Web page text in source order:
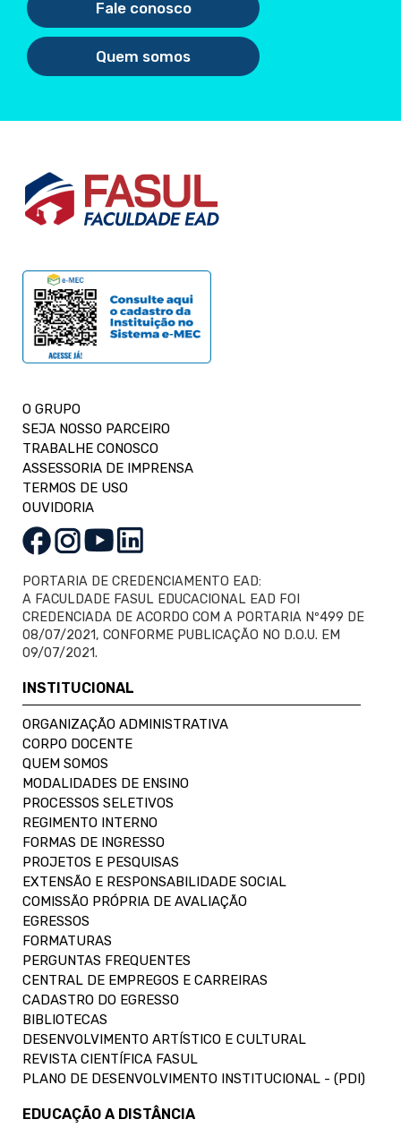
Fale conosco
Quem somos
O GRUPO
SEJA NOSSO PARCEIRO
TRABALHE CONOSCO
ASSESSORIA DE IMPRENSA
TERMOS DE USO
OUVIDORIA
PORTARIA DE CREDENCIAMENTO EAD:
A FACULDADE FASUL EDUCACIONAL EAD FOI
CREDENCIADA DE ACORDO COM A PORTARIA Nº499 DE
08/07/2021, CONFORME PUBLICAÇÃO NO D.O.U. EM
09/07/2021.
INSTITUCIONAL
ORGANIZAÇÃO ADMINISTRATIVA
CORPO DOCENTE
QUEM SOMOS
MODALIDADES DE ENSINO
PROCESSOS SELETIVOS
REGIMENTO INTERNO
FORMAS DE INGRESSO
PROJETOS E PESQUISAS
EXTENSÃO E RESPONSABILIDADE SOCIAL
COMISSÃO PRÓPRIA DE AVALIAÇÃO
EGRESSOS
FORMATURAS
PERGUNTAS FREQUENTES
CENTRAL DE EMPREGOS E CARREIRAS
CADASTRO DO EGRESSO
BIBLIOTECAS
DESENVOLVIMENTO ARTÍSTICO E CULTURAL
REVISTA CIENTÍFICA FASUL
PLANO DE DESENVOLVIMENTO INSTITUCIONAL - (PDI)
EDUCAÇÃO A DISTÂNCIA